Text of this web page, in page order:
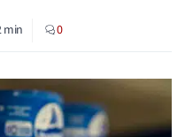
min 0